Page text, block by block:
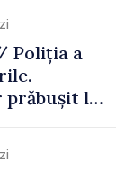
Poliția a
prăbușit la